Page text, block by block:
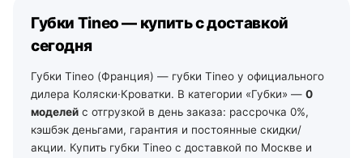
Дзержинского, 35): самовывоз из зала на следующий
день после подтверждения заказа, доставка по городу
— от 490 ₽, по области — уточняйте у менеджеров. По
Ленинградской области — от 2 рабочих дней со своего
склада в Санкт-Петербурге (тел. +7 (812) 213-31-35).
Губки Tineo — купить с доставкой
сегодня
Губки Tineo (Франция) — губки Tineo у официального
дилера Коляски·Кроватки. В категории «Губки» — 0
моделей с отгрузкой в день заказа: рассрочка 0%,
кэшбэк деньгами, гарантия и постоянные скидки/
акции. Купить губки Tineo с доставкой по Москве и